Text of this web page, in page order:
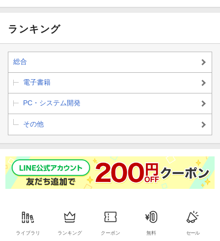
ス、省力運用
ランキング
総合
電子書籍
PC・システム開発
その他
ライブラリ ランキング クーポン 無料 セール